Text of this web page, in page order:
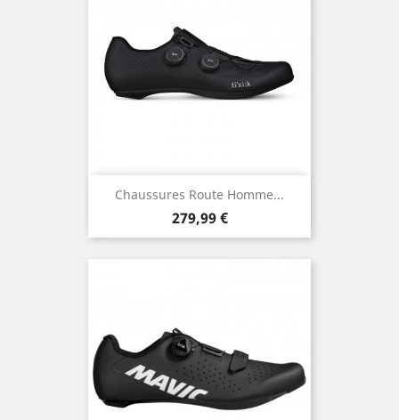
Chaussures Route Homme...
Prix
279,99 €